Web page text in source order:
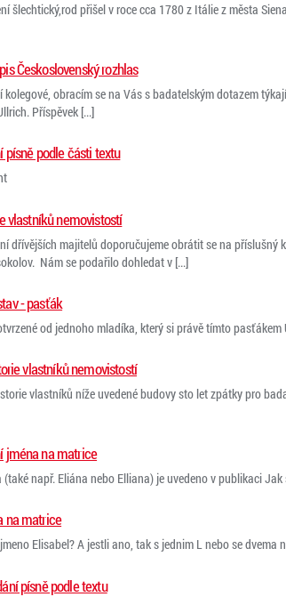
šlechtický,rod přišel v roce cca 1780 z Itálie z města
Československý rozhlas
kolegové, obracím se na Vás s badatelským dotazem
Příspěvek [...]
písně podle části textu
vlastníků nemovistostí
dřívějších majitelů doporučujeme obrátit se na
Nám se podařilo dohledat v [...]
- pasťák
od jednoho mladíka, který si právě tímto pasťákem
vlastníků nemovistostí
vlastníků níže uvedené budovy sto let zpátky pro
jména na matrice
(také např. Eliána nebo Elliana) je uvedeno v publikaci
na matrice
Elisabel? A jestli ano, tak s jednim L nebo se dvema
písně podle textu